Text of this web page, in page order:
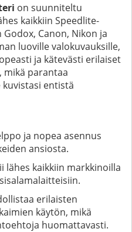
on suunniteltu
kaikkiin Speedlite-
Canon, Nikon ja
luoville valokuvauksille,
ja kätevästi erilaiset
parantaa
kuvistasi entistä
ja nopea asennus
ansiosta.
lähes kaikkiin markkinoilla
erilaisten
käytön, mikä
huomattavasti.